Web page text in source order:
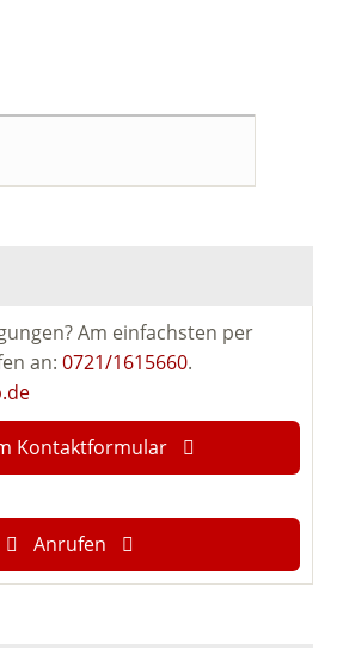
Am einfachsten per
an: 0721/1615660.
Kontaktformular
Anrufen